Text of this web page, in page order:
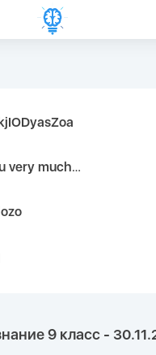
you 9126052 https://youtube.com faceapple !
9 класс -